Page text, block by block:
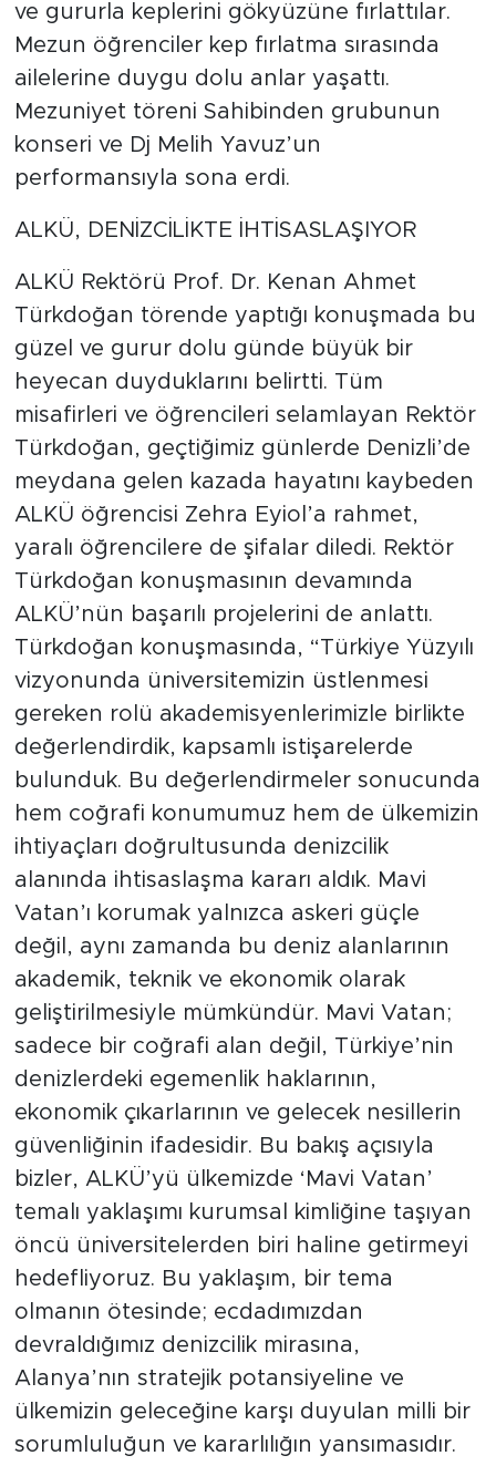
ve gururla keplerini gökyüzüne fırlattılar.
Mezun öğrenciler kep fırlatma sırasında
ailelerine duygu dolu anlar yaşattı.
Mezuniyet töreni Sahibinden grubunun
konseri ve Dj Melih Yavuz’un
performansıyla sona erdi.
ALKÜ, DENİZCİLİKTE İHTİSASLAŞIYOR
ALKÜ Rektörü Prof. Dr. Kenan Ahmet
Türkdoğan törende yaptığı konuşmada bu
güzel ve gurur dolu günde büyük bir
heyecan duyduklarını belirtti. Tüm
misafirleri ve öğrencileri selamlayan Rektör
Türkdoğan, geçtiğimiz günlerde Denizli’de
meydana gelen kazada hayatını kaybeden
ALKÜ öğrencisi Zehra Eyiol’a rahmet,
yaralı öğrencilere de şifalar diledi. Rektör
Türkdoğan konuşmasının devamında
ALKÜ’nün başarılı projelerini de anlattı.
Türkdoğan konuşmasında, “Türkiye Yüzyılı
vizyonunda üniversitemizin üstlenmesi
gereken rolü akademisyenlerimizle birlikte
değerlendirdik, kapsamlı istişarelerde
bulunduk. Bu değerlendirmeler sonucunda
hem coğrafi konumumuz hem de ülkemizin
ihtiyaçları doğrultusunda denizcilik
alanında ihtisaslaşma kararı aldık. Mavi
Vatan’ı korumak yalnızca askeri güçle
değil, aynı zamanda bu deniz alanlarının
akademik, teknik ve ekonomik olarak
geliştirilmesiyle mümkündür. Mavi Vatan;
sadece bir coğrafi alan değil, Türkiye’nin
denizlerdeki egemenlik haklarının,
ekonomik çıkarlarının ve gelecek nesillerin
güvenliğinin ifadesidir. Bu bakış açısıyla
bizler, ALKÜ’yü ülkemizde ‘Mavi Vatan’
temalı yaklaşımı kurumsal kimliğine taşıyan
öncü üniversitelerden biri haline getirmeyi
hedefliyoruz. Bu yaklaşım, bir tema
olmanın ötesinde; ecdadımızdan
devraldığımız denizcilik mirasına,
Alanya’nın stratejik potansiyeline ve
ülkemizin geleceğine karşı duyulan milli bir
sorumluluğun ve kararlılığın yansımasıdır.